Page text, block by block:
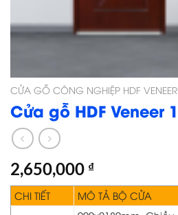
CỬA GỖ CÔNG NGHIỆP HDF VENEER
Cửa gỗ HDF Veneer
2,650,000 ₫
CHI TIẾT
MÔ TẢ BỘ CỬA